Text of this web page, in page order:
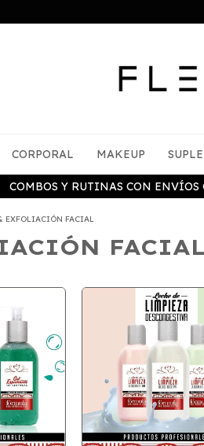
COMBOS Y RUTINAS CON
CORPORAL MAKEUP
EXFOLIACIÓN FACIAL
FACIAL